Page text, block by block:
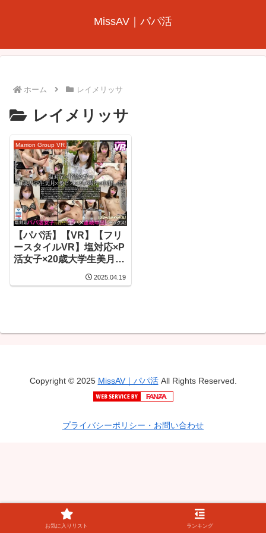
MissAV｜パパ活
ホーム レイメリッサ
レイメリッサ
Marrion Group VR
【パパ活】【VR】【フリ
ースタイルVR】塩対応×P
活女子×20歳大学生美月×
2025.04.19
Copyright © 2025 MissAV｜パパ活All Rights Reserved.
プライバシーポリシー・お問い合わせ
お気に入りリスト ランキング